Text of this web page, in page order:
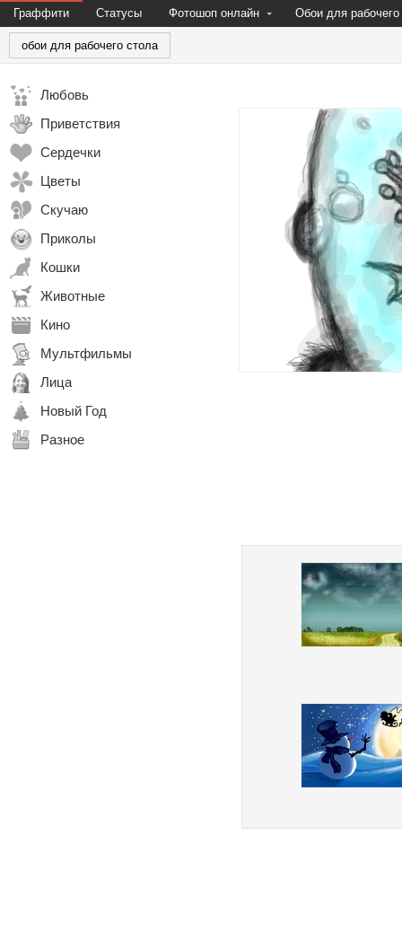
Граффити Статусы Фотошоп онлайн Обои для рабочего
обои для рабочего стола
Любовь
Приветствия
Сердечки
Цветы
Скучаю
Приколы
Кошки
Животные
Кино
Мультфильмы
Лица
Новый Год
Разное